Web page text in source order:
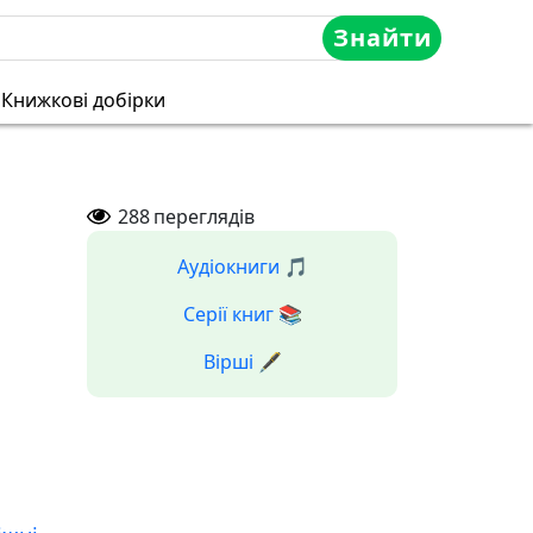
Знайти
Книжкові добірки
288переглядів
Аудіокниги 🎵
Серії книг 📚
Вірші 🖋️